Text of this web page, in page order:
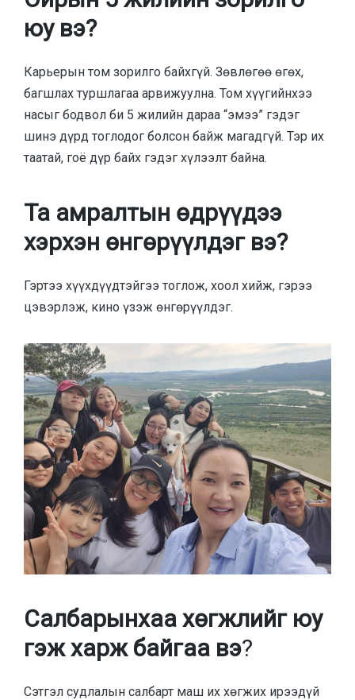
юу вэ?
Карьерын том зорилго байхгүй. Зөвлөгөө өгөх,
багшлах туршлагаа арвижуулна. Том хүүгийнхээ
насыг бодвол би 5 жилийн дараа “эмээ” гэдэг
шинэ дүрд тоглодог болсон байж магадгүй. Тэр их
таатай, гоё дүр байх гэдэг хүлээлт байна.
Та амралтын өдрүүдээ
хэрхэн өнгөрүүлдэг вэ?
Гэртээ хүүхдүүдтэйгээ тоглож, хоол хийж, гэрээ
цэвэрлэж, кино үзэж өнгөрүүлдэг.
Салбарынхаа хөгжлийг юу
гэж харж байгаа вэ?
Сэтгэл судлалын салбарт маш их хөгжих ирээдүй